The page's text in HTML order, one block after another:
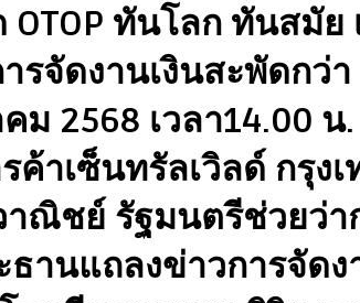
OTOP ทันโลก ทันสมัย
รจัดงานเงินสะพัดกว่
ม 2568 เวลา14.00
ค้าเซ็นทรัลเวิลด์ กรุง
าณิชย์ รัฐมนตรีช่วยว่า
ธานแถลงข่าวการจัดงา